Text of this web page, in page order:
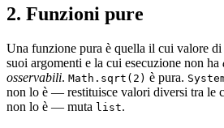
2. Funzioni pure
Una funzione pura è quella il cui valore
suoi argomenti e la cui esecuzione non ha
osservabili. Math.sqrt(2) è pura.
non lo è — restituisce valori diversi tra le
non lo è — muta list.